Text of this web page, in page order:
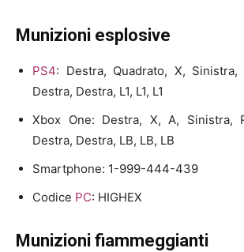
Munizioni esplosive
PS4: Destra, Quadrato, X, Sinistra,
Destra, Destra, L1, L1, L1
Xbox One: Destra, X, A, Sinistra,
Destra, Destra, LB, LB, LB
Smartphone: 1-999-444-439
Codice PC: HIGHEX
Munizioni fiammeggianti